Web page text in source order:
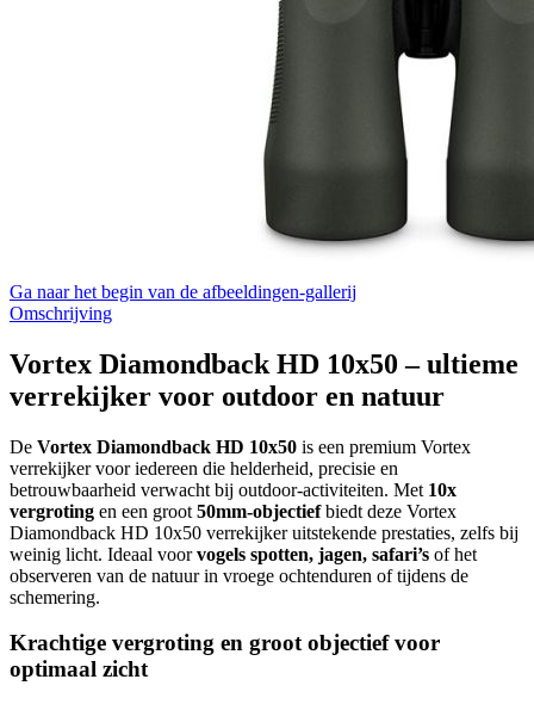
Ga naar het begin van de afbeeldingen-gallerij
Omschrijving
Vortex Diamondback HD 10x50 – ultieme
verrekijker voor outdoor en natuur
De Vortex Diamondback HD 10x50 is een premium Vortex
verrekijker voor iedereen die helderheid, precisie en
betrouwbaarheid verwacht bij outdoor-activiteiten. Met 10x
vergroting en een groot 50mm-objectiefbiedt deze Vortex
Diamondback HD 10x50 verrekijker uitstekende prestaties, zelfs bij
weinig licht. Ideaal voorvogels spotten, jagen, safari’s of het
observeren van de natuur in vroege ochtenduren of tijdens de
schemering.
Krachtige vergroting en groot objectief voor
optimaal zicht